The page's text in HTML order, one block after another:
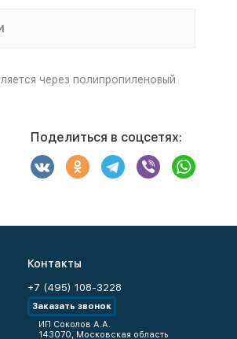
через полипропиленовый
Поделиться в соцсетях:
Контакты
+7 (495) 108-3228
Заказать звонок
ИП Соколов А.А.
143070, Московская область